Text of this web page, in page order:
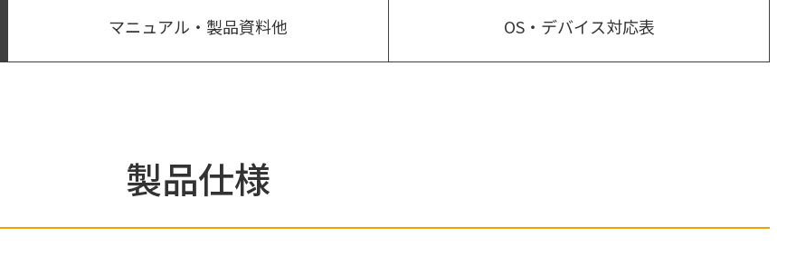
マニュアル・製品資料他 OS・デバイス対応表
製品仕様